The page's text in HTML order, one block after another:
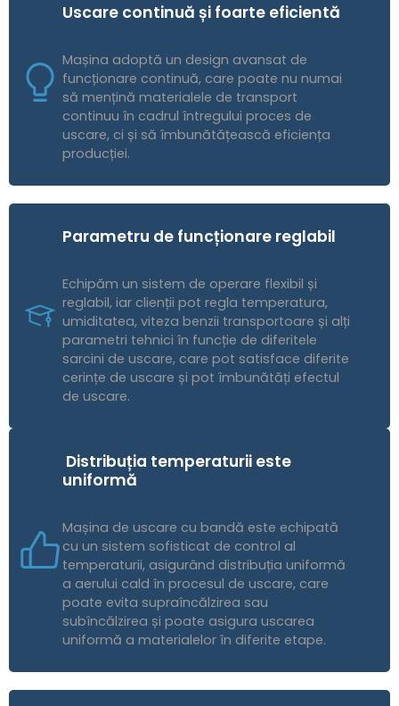
Uscare continuă și foarte eficientă
Mașina adoptă un design avansat de
funcționare continuă, care poate nu numai
să mențină materialele de transport
continuu în cadrul întregului proces de
uscare, ci și să îmbunătățească eficiența
producției.
Parametru de funcționare reglabil
Echipăm un sistem de operare flexibil și
reglabil, iar clienții pot regla temperatura,
umiditatea, viteza benzii transportoare și alți
parametri tehnici în funcție de diferitele
sarcini de uscare, care pot satisface diferite
cerințe de uscare și pot îmbunătăți efectul
de uscare.
Distribuția temperaturii este
uniformă
Mașina de uscare cu bandă este echipată
cu un sistem sofisticat de control al
temperaturii, asigurând distribuția uniformă
a aerului cald în procesul de uscare, care
poate evita supraîncălzirea sau
subîncălzirea și poate asigura uscarea
uniformă a materialelor în diferite etape.